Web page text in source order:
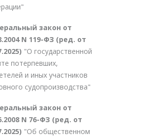
закон от
N 119-ФЗ (ред. от
"О государственной
потерпевших,
и иных участников
судопроизводства"
закон от
N 76-ФЗ (ред. от
"Об общественном